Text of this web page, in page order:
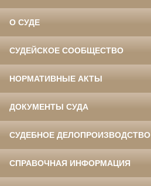
О СУДЕ
СУДЕЙСКОЕ СООБЩЕСТВО
НОРМАТИВНЫЕ АКТЫ
ДОКУМЕНТЫ СУДА
СУДЕБНОЕ ДЕЛОПРОИЗВОДСТВО
СПРАВОЧНАЯ ИНФОРМАЦИЯ